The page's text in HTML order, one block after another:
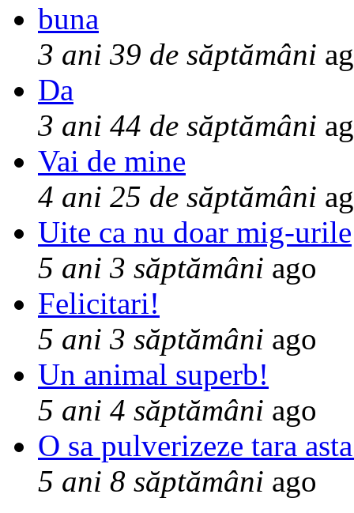
buna
3 ani 39 de săptămâni
Da
3 ani 44 de săptămâni
Vai de mine
4 ani 25 de săptămâni
Uite ca nu doar mig-urile
5 ani 3 săptămâni ago
Felicitari!
5 ani 3 săptămâni ago
Un animal superb!
5 ani 4 săptămâni ago
O sa pulverizeze tara
5 ani 8 săptămâni ago